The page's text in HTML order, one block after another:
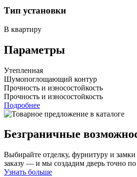
Тип установки
В квартиру
Параметры
Утепленная
Шумопоглощающий контур
Прочность и износостойкость
Прочность и износостойкость
Подробнее
Безграничные
Выбирайте отделку, фурнитуру и
заказу — и мы создадим дверь точно
Узнать больше